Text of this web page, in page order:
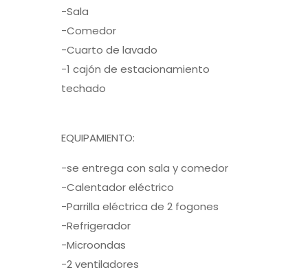
-Sala
-Comedor
-Cuarto de lavado
-1 cajón de estacionamiento
techado
EQUIPAMIENTO:
-se entrega con sala y comedor
-Calentador eléctrico
-Parrilla eléctrica de 2 fogones
-Refrigerador
-Microondas
-2 ventiladores